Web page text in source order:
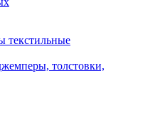
текстильные
толстовки,